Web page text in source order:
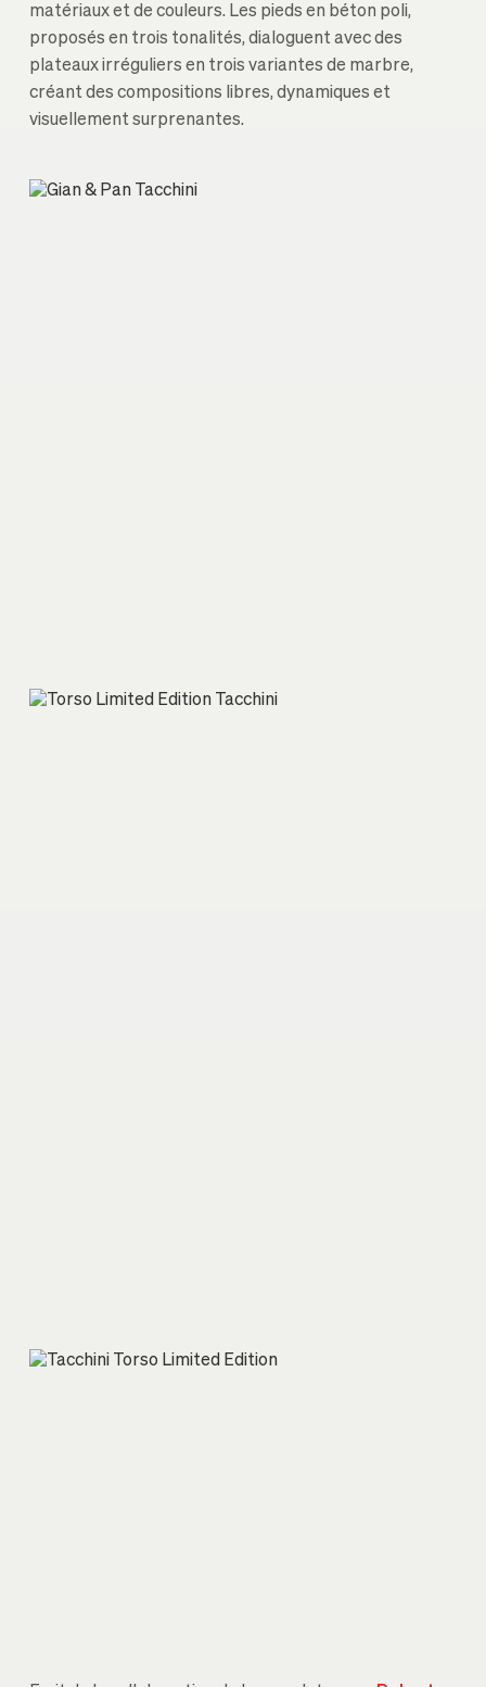
matériaux et de couleurs. Les pieds en béton poli,
proposés en trois tonalités, dialoguent avec des
plateaux irréguliers en trois variantes de marbre,
créant des compositions libres, dynamiques et
visuellement surprenantes.